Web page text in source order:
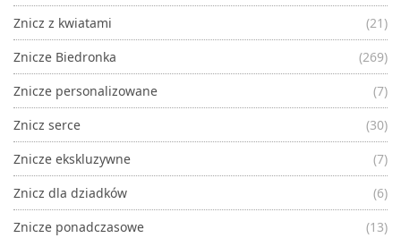
Znicz z kwiatami
(21)
Znicze Biedronka
(269)
Znicze personalizowane
(7)
Znicz serce
(30)
Znicze ekskluzywne
(7)
Znicz dla dziadków
(6)
Znicze ponadczasowe
(13)